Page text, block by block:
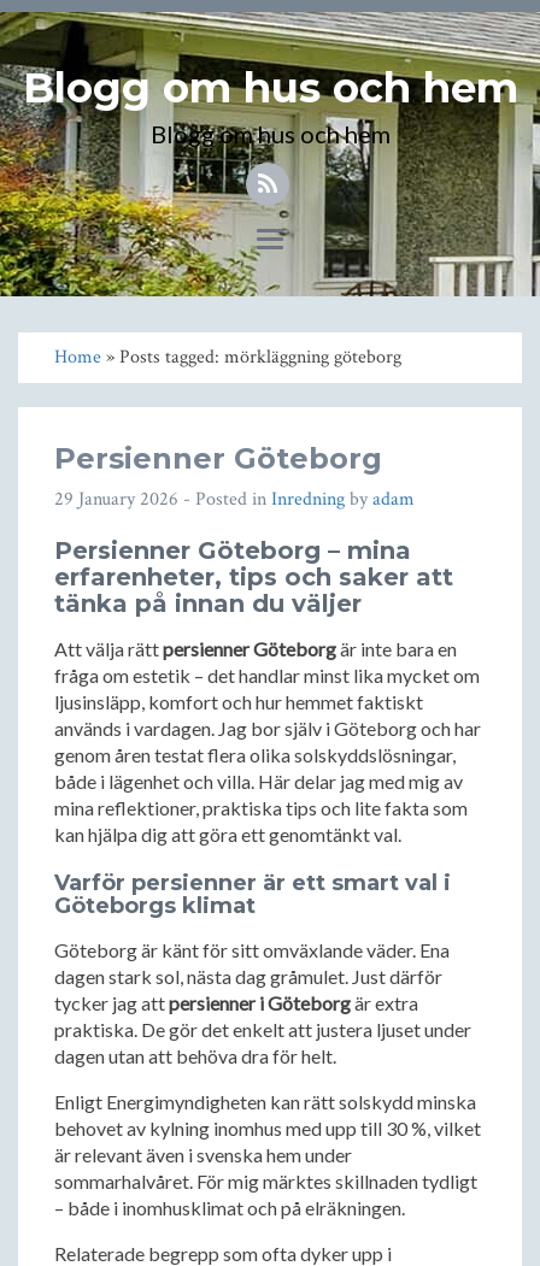
Blogg om hus och hem
Blogg om hus och hem
Toggle
navigation
Home» Posts tagged: mörkläggning göteborg
Persienner Göteborg
29 January 2026 - Posted inInredningbyadam
Persienner Göteborg – mina
erfarenheter, tips och saker att
tänka på innan du väljer
Att välja rättpersienner Göteborgär inte bara en
fråga om estetik – det handlar minst lika mycket om
ljusinsläpp, komfort och hur hemmet faktiskt
används i vardagen. Jag bor själv i Göteborg och har
genom åren testat flera olika solskyddslösningar,
både i lägenhet och villa. Här delar jag med mig av
mina reflektioner, praktiska tips och lite fakta som
kan hjälpa dig att göra ett genomtänkt val.
Varför persienner är ett smart val i
Göteborgs klimat
Göteborg är känt för sitt omväxlande väder. Ena
dagen stark sol, nästa dag gråmulet. Just därför
tycker jag attpersienner i Göteborgär extra
praktiska. De gör det enkelt att justera ljuset under
dagen utan att behöva dra för helt.
Enligt Energimyndigheten kan rätt solskydd minska
behovet av kylning inomhus med upp till 30 %, vilket
är relevant även i svenska hem under
sommarhalvåret. För mig märktes skillnaden tydligt
– både i inomhusklimat och på elräkningen.
Relaterade begrepp som ofta dyker upp i